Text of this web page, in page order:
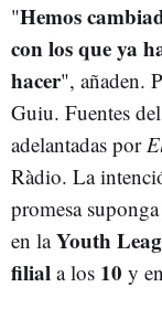
"Hemos
con los que ya
hacer", añaden.
Guiu. Fuentes
adelantadas por
Ràdio. La
promesa
en laYouth
filial a los 10 y